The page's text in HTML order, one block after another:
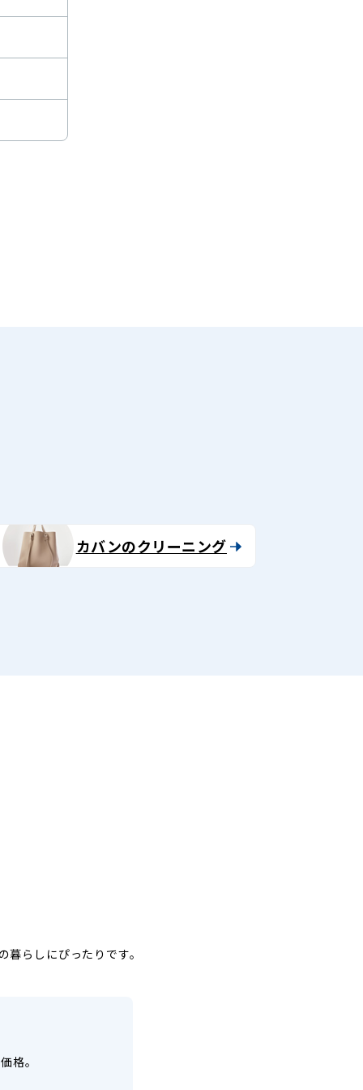
カバンのクリーニング
らしにぴったりです。
格。